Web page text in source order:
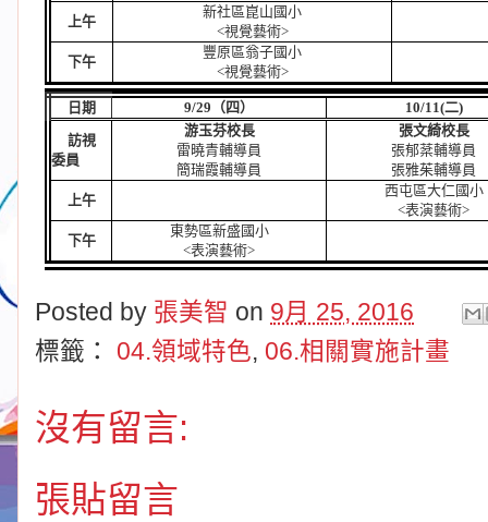
上午
新社區崑山國小
<視覺藝術>
下午
豐原區翁子國小
<視覺藝術>
日期 9/29 （四） 10/11(二)
訪視
委員
游玉芬校長
雷曉青輔導員
簡瑞霞輔導員
張文綺校長
張郁棻輔導員
張雅茱輔導員
上午
西屯區大仁國小
<表演藝術>
下午
東勢區新盛國小
<表演藝術>
Posted by 張美智 on 9月 25, 2016
標籤： 04.領域特色, 06.相關實施計畫
沒有留言:
張貼留言